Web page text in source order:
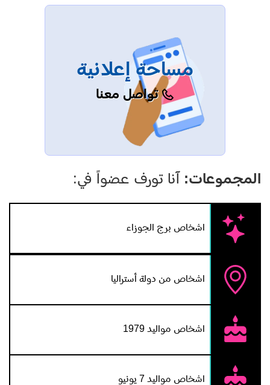
قناة HPO، وفازت بجائزة زحل لأفضل ممثلة صاعدة عام
مساحة إعلانية
تواصل معنا
المجموعات: آنا تورف عضواً في:
اشخاص برج الجوزاء
اشخاص من دولة أستراليا
اشخاص مواليد 1979
اشخاص مواليد 7 يونيو